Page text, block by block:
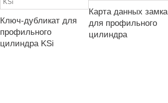
Ключ-дубликат для
профильного
цилиндра KSi
Карта данных замка
для профильного
цилиндра